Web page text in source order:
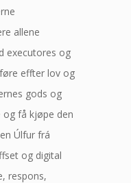
allene
executores og
effter lov og
gods og
få kjøpe den
Úlfur frá
og digital
respons,